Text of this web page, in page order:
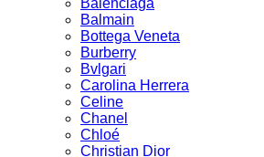
Balenciaga
Balmain
Bottega Veneta
Burberry
Bvlgari
Carolina Herrera
Celine
Chanel
Chloé
Christian Dior